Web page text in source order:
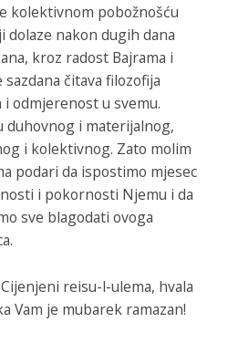
kolektivnom pobožnošću
dolaze nakon dugih dana
kroz radost Bajrama i
čitava filozofija
odmjerenost u svemu.
duhovnog i materijalnog,
i kolektivnog. Zato molim
podari da ispostimo mjesec
i pokornosti Njemu i da
sve blagodati ovoga
Cijenjeni reisu-l-ulema, hvala
Vam je mubarek ramazan!